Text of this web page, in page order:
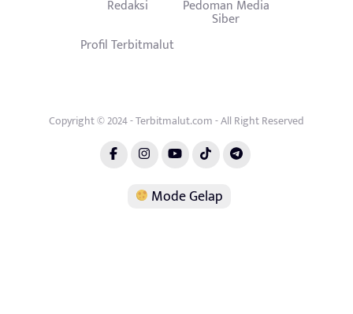
Redaksi Pedoman Media
Siber
Profil Terbitmalut
Copyright © 2024 - Terbitmalut.com - All Right Reserved
Mode Gelap